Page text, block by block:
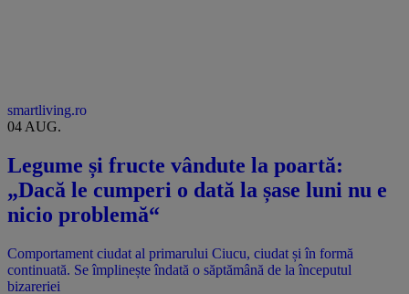
smartliving.ro
04 AUG.
Legume și fructe vândute la poartă:
„Dacă le cumperi o dată la șase luni nu e
nicio problemă“
Comportament ciudat al primarului Ciucu, ciudat și în formă
continuată. Se împlinește îndată o săptămână de la începutul
bizareriei